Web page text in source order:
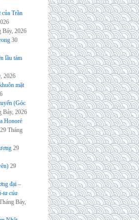
của Trần
Bảy, 2026
30
lầu tám
2026
mặt
(Góc
Bảy, 2026
Honoré
29 Tháng
29
29
đại –
ta của
Bảy,